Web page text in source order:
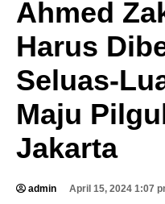
Ahmed
Harus
Seluas-
Maju
Jakarta
admin April 15, 2024 1:07